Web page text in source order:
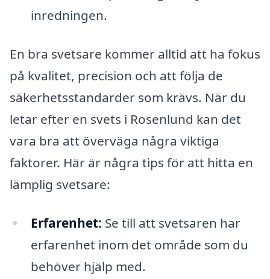
inredningen.
En bra svetsare kommer alltid att ha fokus
på kvalitet, precision och att följa de
säkerhetsstandarder som krävs. När du
letar efter en svets i Rosenlund kan det
vara bra att överväga några viktiga
faktorer. Här är några tips för att hitta en
lämplig svetsare:
Erfarenhet: Se till att svetsaren har
erfarenhet inom det område som du
behöver hjälp med.